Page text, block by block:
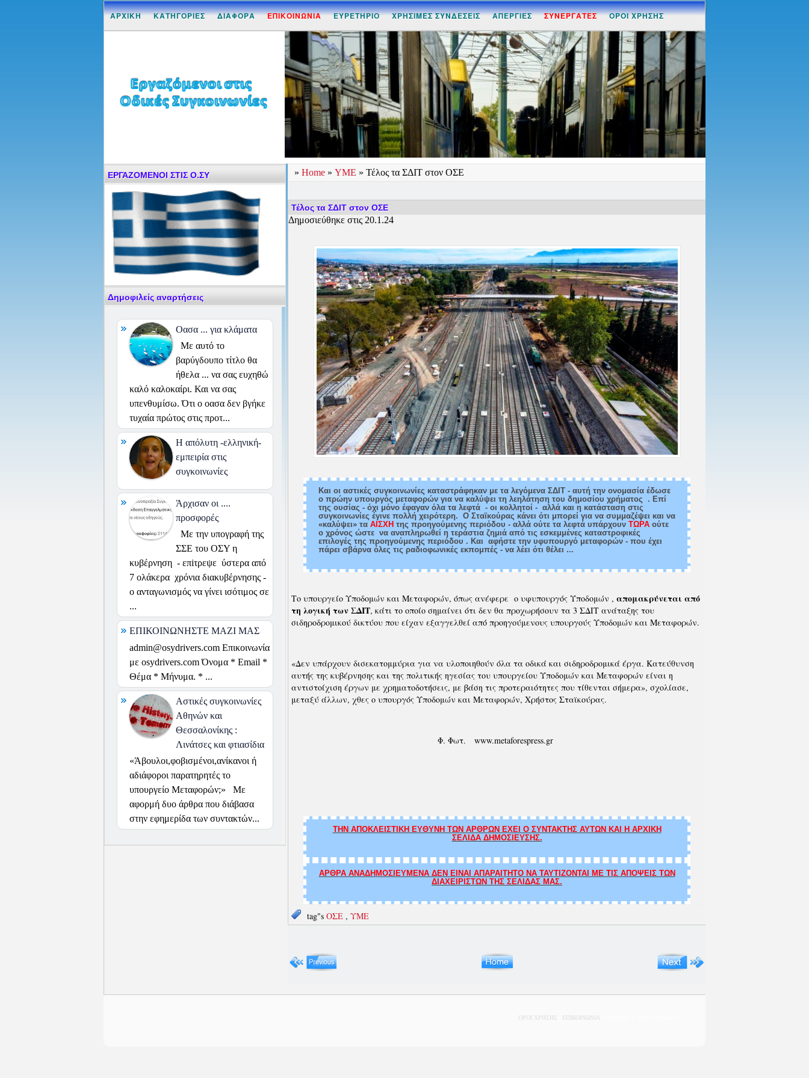
ΑΡΧΙΚΗ ΚΑΤΗΓΟΡΙΕΣ ΔΙΑΦΟΡΑ ΕΠΙΚΟΙΝΩΝΙΑ ΕΥΡΕΤΗΡΙΟ ΧΡΗΣΙΜΕΣ ΣΥΝΔΕΣΕΙΣ ΑΠΕΡΓΙΕΣ ΣΥΝΕΡΓΑΤΕΣ ΟΡΟΙ ΧΡΗΣΗΣ
» Home » ΥΜΕ » Τέλος τα ΣΔΙΤ στον ΟΣΕ
Τέλος τα ΣΔΙΤ στον ΟΣΕ
Δημοσιεύθηκε στις 20.1.24
Και οι αστικές συγκοινωνίες καταστράφηκαν με τα λεγόμενα ΣΔΙΤ - αυτή την ονομασία έδωσε
ο πρώην υπουργός μεταφορών για να καλύψει τη λεηλάτηση του δημοσίου χρήματος . Επί
της ουσίας - όχι μόνο έφαγαν όλα τα λεφτά - οι κολλητοί - αλλά και η κατάσταση στις
συγκοινωνίες έγινε πολλή χειρότερη. Ο Σταϊκούρας κάνει ότι μπορεί για να συμμαζέψει και να
«καλύψει» τα ΑΙΣΧΗ της προηγούμενης περιόδου - αλλά ούτε τα λεφτά υπάρχουν ΤΩΡΑ ούτε
ο χρόνος ώστε να αναπληρωθεί η τεράστια ζημιά από τις εσκεμμένες καταστροφικές
επιλογές της προηγούμενης περιόδου . Και αφήστε την υφυπουργό μεταφορών - που έχει
πάρει σβάρνα όλες τις ραδιοφωνικές εκπομπές - να λέει ότι θέλει ...
Το υπουργείο Υποδομών και Μεταφορών, όπως ανέφερε ο υφυπουργός Υποδομών , απομακρύνεται από
τη λογική των ΣΔΙΤ, κάτι το οποίο σημαίνει ότι δεν θα προχωρήσουν τα 3 ΣΔΙΤ ανάταξης του
σιδηροδρομικού δικτύου που είχαν εξαγγελθεί από προηγούμενους υπουργούς Υποδομών και Μεταφορών.
«Δεν υπάρχουν δισεκατομμύρια για να υλοποιηθούν όλα τα οδικά και σιδηροδρομικά έργα. Κατεύθυνση
αυτής της κυβέρνησης και της πολιτικής ηγεσίας του υπουργείου Υποδομών και Μεταφορών είναι η
αντιστοίχιση έργων με χρηματοδοτήσεις, με βάση τις προτεραιότητες που τίθενται σήμερα», σχολίασε,
μεταξύ άλλων, χθες ο υπουργός Υποδομών και Μεταφορών, Χρήστος Σταϊκούρας.
Φ. Φωτ. www.metaforespress.gr
ΤΗΝ ΑΠΟΚΛΕΙΣΤΙΚΗ ΕΥΘΥΝΗ ΤΩΝ ΑΡΘΡΩΝ ΕΧΕΙ Ο ΣΥΝΤΑΚΤΗΣ ΑΥΤΩΝ ΚΑΙ Η ΑΡΧΙΚΗ
ΣΕΛΙΔΑ ΔΗΜΟΣΙΕΥΣΗΣ.
ΑΡΘΡΑ ΑΝΑΔΗΜΟΣΙΕΥΜΕΝΑ ΔΕΝ ΕΙΝΑΙ ΑΠΑΡΑΙΤΗΤΟ ΝΑ ΤΑΥΤΙΖΟΝΤΑΙ ΜΕ ΤΙΣ ΑΠΟΨΕΙΣ ΤΩΝ
ΔΙΑΧΕΙΡΙΣΤΩΝ ΤΗΣ ΣΕΛΙΔΑΣ ΜΑΣ.
tag"s ΟΣΕ , ΥΜΕ
ΕΡΓΑΖΟΜΕΝΟΙ ΣΤΙΣ Ο.ΣΥ
Δημοφιλείς αναρτήσεις
Οασα ... για κλάματα
Με αυτό το
βαρύγδουπο τίτλο θα
ήθελα ... να σας ευχηθώ
καλό καλοκαίρι. Και να σας
υπενθυμίσω. Ότι ο οασα δεν βγήκε
τυχαία πρώτος στις προτ...
H απόλυτη -ελληνική-
εμπειρία στις
συγκοινωνίες
Άρχισαν οι ....
προσφορές
Με την υπογραφή της
ΣΣΕ του ΟΣΥ η
κυβέρνηση - επiτρεψε ύστερα από
7 ολάκερα χρόνια διακυβέρνησης -
ο ανταγωνισμός να γίνει ισότιμος σε
...
ΕΠΙΚΟΙΝΩΝΗΣΤΕ ΜΑΖΙ ΜΑΣ
admin@osydrivers.com Επικοινωνία
με osydrivers.com Όνομα * Email *
Θέμα * Μήνυμα. * ...
Αστικές συγκοινωνίες
Αθηνών και
Θεσσαλονίκης :
Λινάτσες και φτιασίδια
«Άβουλοι,φοβισμένοι,ανίκανοι ή
αδιάφοροι παρατηρητές το
υπουργείο Μεταφορών;» Με
αφορμή δυο άρθρα που διάβασα
στην εφημερίδα των συντακτών...
ΟΡΟΙ ΧΡΗΣΗΣ ΕΠΙΚΟΙΝΩΝΙΑ